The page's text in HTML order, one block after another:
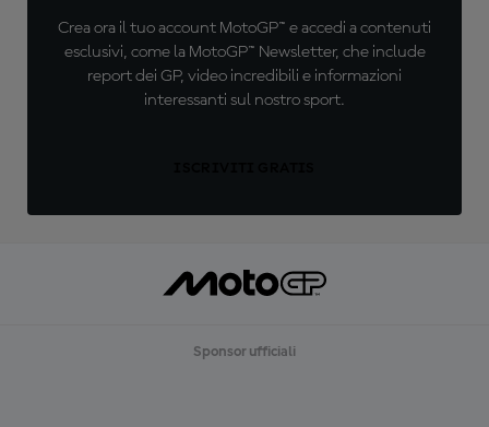
Crea ora il tuo account MotoGP™ e accedi a contenuti
esclusivi, come la MotoGP™ Newsletter, che include
report dei GP, video incredibili e informazioni
interessanti sul nostro sport.
Sponsor ufficiali